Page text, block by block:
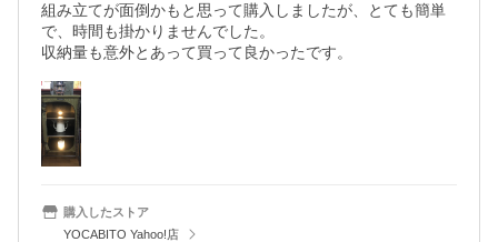
組み立てが面倒かもと思って購入しましたが、とても簡単
で、時間も掛かりませんでした。
収納量も意外とあって買って良かったです。
購入したストア
YOCABITO Yahoo!店